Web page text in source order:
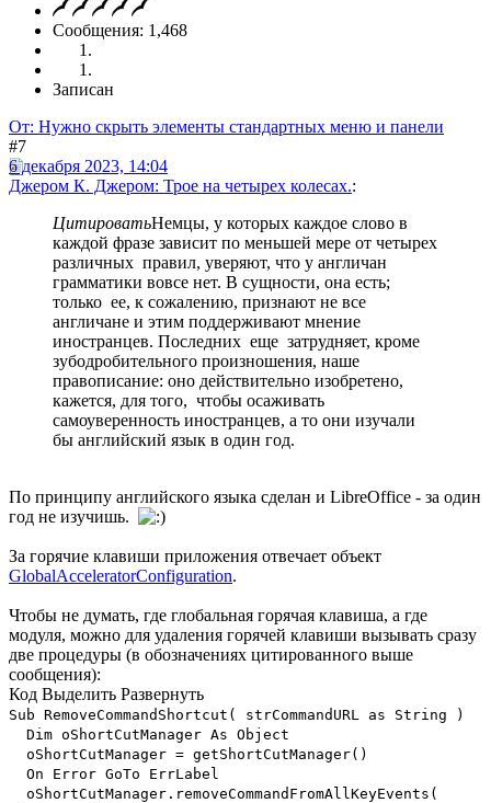
Сообщения: 1,468
Записан
От: Нужно скрыть элементы стандартных меню и панели
#7
6 декабря 2023, 14:04
Джером К. Джером: Трое на четырех колесах.:
ЦитироватьНемцы, у которых каждое слово в
каждой фразе зависит по меньшей мере от четырех
различных правил, уверяют, что у англичан
грамматики вовсе нет. В сущности, она есть;
только ее, к сожалению, признают не все
англичане и этим поддерживают мнение
иностранцев. Последних еще затрудняет, кроме
зубодробительного произношения, наше
правописание: оно действительно изобретено,
кажется, для того, чтобы осаживать
самоуверенность иностранцев, а то они изучали
бы английский язык в один год.
По принципу английского языка сделан и LibreOffice - за один
год не изучишь.
За горячие клавиши приложения отвечает объект
GlobalAcceleratorConfiguration.
Чтобы не думать, где глобальная горячая клавиша, а где
модуля, можно для удаления горячей клавиши вызывать сразу
две процедуры (в обозначениях цитированного выше
сообщения):
Код Выделить Развернуть
Sub RemoveCommandShortcut( strCommandURL as String )
Dim oShortCutManager As Object
oShortCutManager = getShortCutManager()
On Error GoTo ErrLabel
oShortCutManager.removeCommandFromAllKeyEvents(